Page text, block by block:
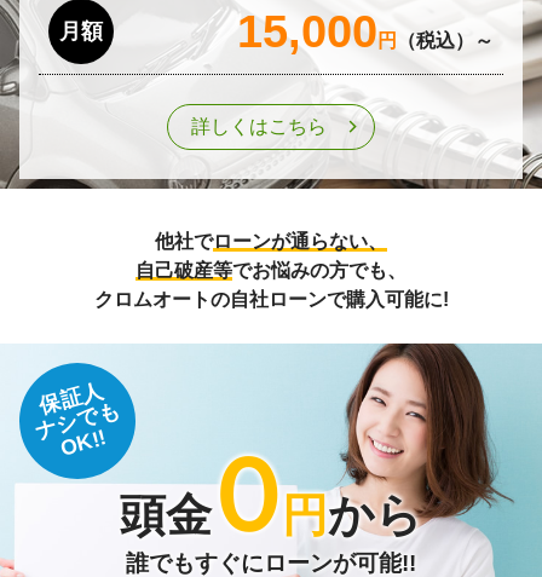
月額 15,000 円 （税込）～
詳しくはこちら
他社でローンが通らない、
自己破産等でお悩みの方でも、
クロムオートの自社ローンで購入可能に!
保証人
ナシでも
OK!!
頭金０円から
誰でもすぐにローンが可能!!